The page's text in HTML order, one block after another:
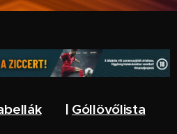
🌏 | Góllövőlista